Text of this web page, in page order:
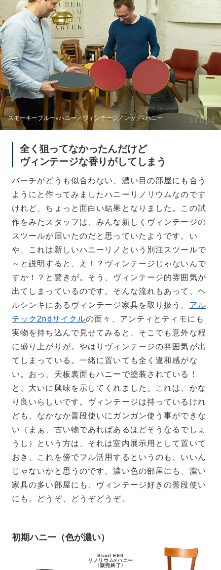
スモーキーブルー×ハニー／ヴィンテージ／レッド×ハニー
全く狙ってなかったんだけど
ヴィンテージな香りがしてしまう
バーチがどうも似合わない、濃い目の部屋にも合う
ようにと作ってみましたハニーリノリウムなのです
けれど、ちょっと面白い結果となりました。この試
作をみたスタッフは、みんな新しくヴィンテージの
スツールが届いたのだと思っていたようです。い
や、これは新しいハニーリノという別注スツールで
～と説明すると、え！？ヴィンテージじゃないんで
すか！？と驚きが。そう、ヴィンテージ的雰囲気が
出てしまっているのです。そんな流れもあって、ヘ
ルシンキにあるヴィンテージ家具を取り扱う、 アル
テック2ndサイクルの面々、アンティとティモにも
実物を持ち込んで見せてみると、そこでも意外な程
に盛り上がりが。やはりヴィンテージの雰囲気が出
てしまっている。一緒に置いても全く違和感がな
い。おっ、天板裏面もハニーで塗装されている！
と、大いに興味を示してくれました。これは、かな
り良いらしいです。ヴィンテージは持っているけれ
ども、なかなか普段使いにガンガン使う事ができな
い（まぁ、古い物であればあるほどそうなるでしょ
うし）という方は、それは室内展示用として置いて
おき、これを傍でフル活用するというのも、いいん
じゃないかと思うのです。濃い色の部屋にも、濃い
家具の多い部屋にも、ヴィンテージ好きの普段使い
にも。どうぞ、どうぞどうぞ。
初期ハニー（色が濃い）
Stool E60
リノリウム×ハニー
〈販売終了〉